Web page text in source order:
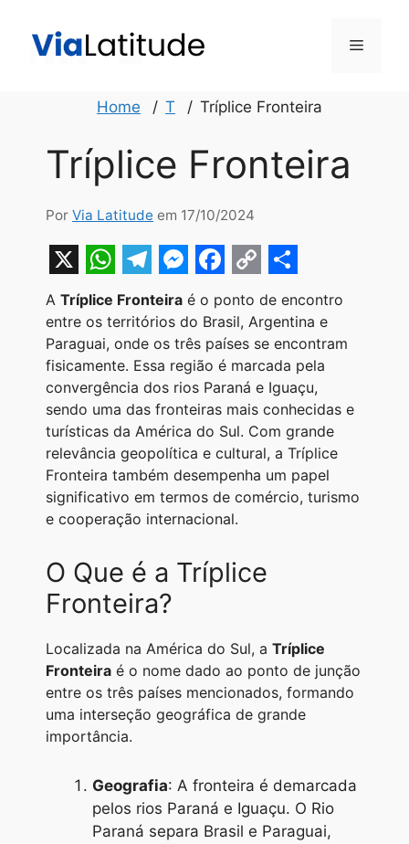
Menu
Home T Tríplice Fronteira
Tríplice Fronteira
Por Via Latitude em 17/10/2024
X W
h
a
t
s
A
p
p
T
e
l
e
g
r
a
m
M
e
s
s
e
n
g
e
r
F
a
c
e
b
o
o
k
C
o
p
y
L
i
n
k
S
h
a
r
e
A Tríplice Fronteira é o ponto de encontro
entre os territórios do Brasil, Argentina e
Paraguai, onde os três países se encontram
fisicamente. Essa região é marcada pela
convergência dos rios Paraná e Iguaçu,
sendo uma das fronteiras mais conhecidas e
turísticas da América do Sul. Com grande
relevância geopolítica e cultural, a Tríplice
Fronteira também desempenha um papel
significativo em termos de comércio, turismo
e cooperação internacional.
O Que é a Tríplice
Fronteira?
Localizada na América do Sul, a Tríplice
Fronteira é o nome dado ao ponto de junção
entre os três países mencionados, formando
uma interseção geográfica de grande
importância.
Geografia: A fronteira é demarcada
pelos rios Paraná e Iguaçu. O Rio
Paraná separa Brasil e Paraguai,